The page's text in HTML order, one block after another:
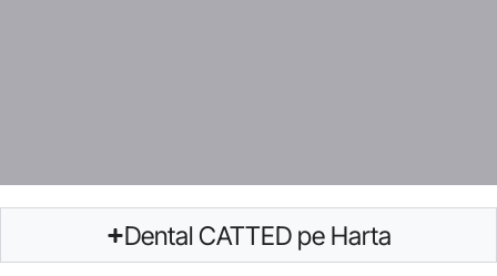
Dental CATTED pe Harta